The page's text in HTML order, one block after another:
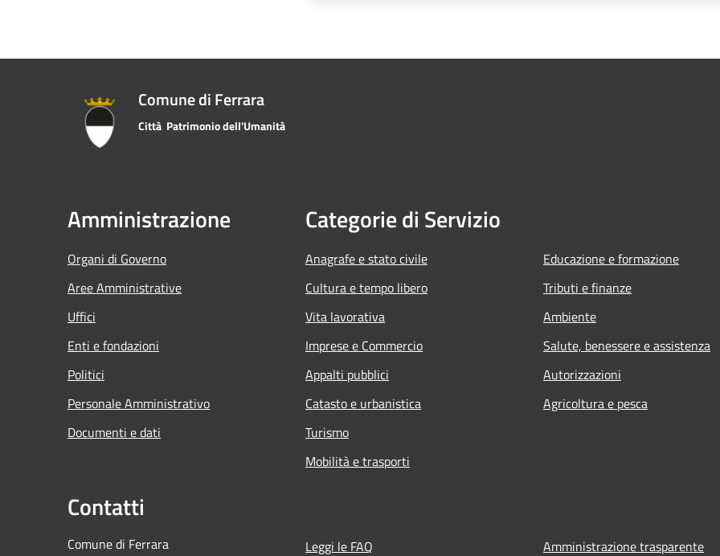
Comune di Ferrara
Città Patrimonio dell'Umanità
Amministrazione
Organi di Governo
Aree Amministrative
Uffici
Enti e fondazioni
Politici
Personale Amministrativo
Documenti e dati
Categorie di Servizio
Anagrafe e stato civile
Cultura e tempo libero
Vita lavorativa
Imprese e Commercio
Appalti pubblici
Catasto e urbanistica
Turismo
Mobilità e trasporti
Educazione e formazione
Tributi e finanze
Ambiente
Salute, benessere e assistenza
Autorizzazioni
Agricoltura e pesca
Contatti
Comune di Ferrara Leggi le FAQ Amministrazione trasparente